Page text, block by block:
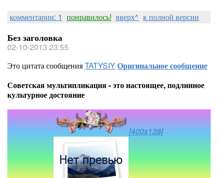
комментарии: 1 понравилось! вверх^ к полной версии
Без заголовка
02-10-2013 23:55
Это цитата сообщенияTATYSIYОригинальное сообщение
Советская мультипликация - это настоящее, подлинное
культурное достояние
[400x138]